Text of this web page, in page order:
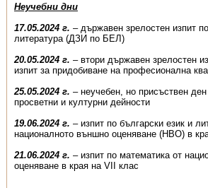
Неучебни дни
17.05.2024 г. – държавен зрелостен изпит
литература (ДЗИ по БЕЛ)
20.05.2024 г. – втори държавен зрелостен
изпит за придобиване на професионална
25.05.2024 г. – неучебен, но присъствен
просветни и културни дейности
19.06.2024 г. – изпит по български език и
националното външно оценяване (НВО) в
21.06.2024 г. – изпит по математика от
оценяване в края на VII клас